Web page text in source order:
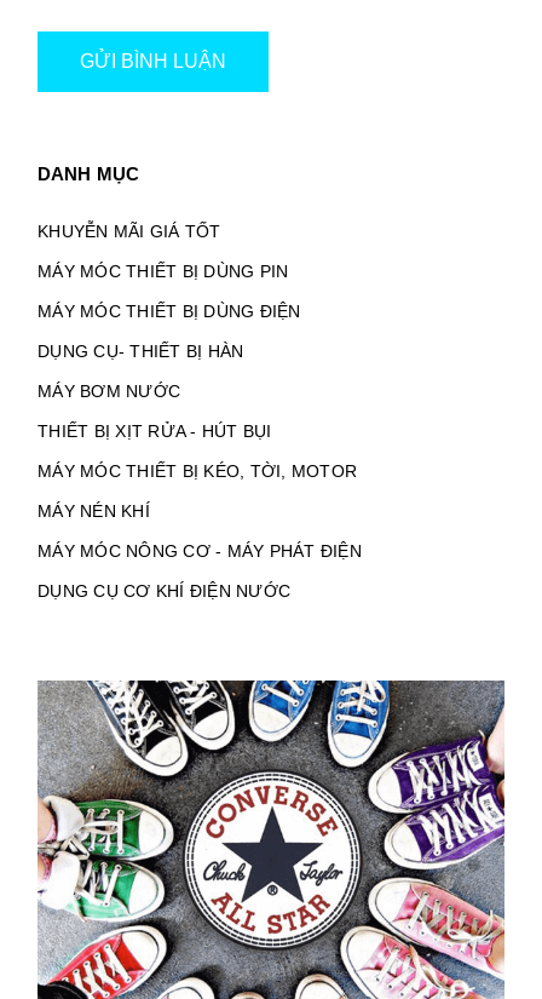
GỬI BÌNH LUẬN
DANH MỤC
KHUYỄN MÃI GIÁ TỐT
MÁY MÓC THIẾT BỊ DÙNG PIN
MÁY MÓC THIẾT BỊ DÙNG ĐIỆN
DỤNG CỤ- THIẾT BỊ HÀN
MÁY BƠM NƯỚC
THIẾT BỊ XỊT RỬA - HÚT BỤI
MÁY MÓC THIẾT BỊ KÉO, TỜI, MOTOR
MÁY NÉN KHÍ
MÁY MÓC NÔNG CƠ - MÁY PHÁT ĐIỆN
DỤNG CỤ CƠ KHÍ ĐIỆN NƯỚC